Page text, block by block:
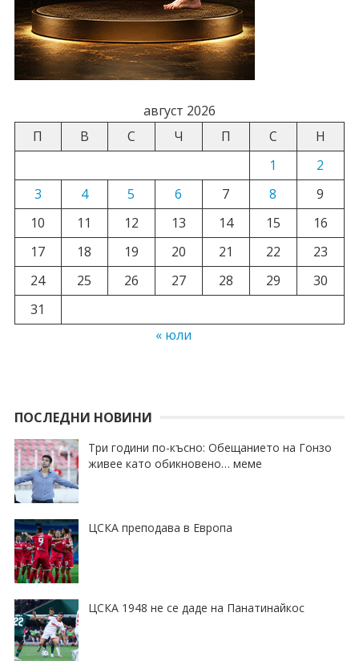
август 2026
П
В С Ч П С
Н
1
2
3
4 5 6 7 8
9
10
11 12 13 14 15
16
17
18 19 20 21 22
23
24
25 26 27 28 29
30
31
« юли
ПОСЛЕДНИ НОВИНИ
Три години по-късно: Обещанието на Гонзо
живее като обикновено… меме
ЦСКА преподава в Европа
ЦСКА 1948 не се даде на Панатинайкос